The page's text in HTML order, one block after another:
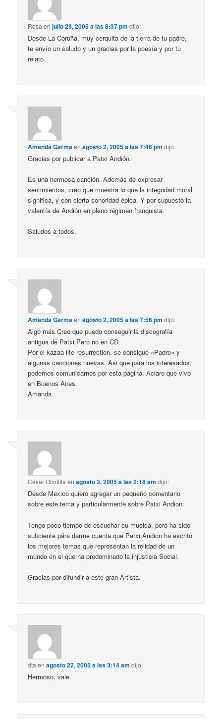
Rosa enjulio 29, 2005 a las 8:37 pm dijo:
Desde La Coruña, muy cerquita de la tierra de tu padre,
te envío un saludo y un gracias por la poesía y por tu
relato.
Amanda Garmaenagosto 2, 2005 a las 7:46 pm dijo:
Gracias por publicar a Patxi Andión.
Es una hermosa canción. Además de expresar
sentimientos, creo que muestra lo que la integridad moral
significa, y con cierta sonoridad épica. Y por supuesto la
valentía de Andión en pleno régimen franquista.
Saludos a todos.
Amanda Garmaenagosto 2, 2005 a las 7:56 pm dijo:
Algo más.Creo que puedo conseguir la discografía
antigua de Patxi.Pero no en CD.
Por el kazaa lite resurrection, se consigue «Padre» y
algunas canciones nuevas. Asi que para los interesados,
podemos comunicarnos por esta página. Aclaro que vivo
en Buenos Aires.
Amanda
Cesar Ocotitla enagosto 3, 2005 a las 2:18 am dijo:
Desde Mexico quiero agregar un pequeño comentario
sobre este tema y particularmente sobre Patxi Andion:
Tengo poco tiempo de escuchar su musica, pero ha sido
suficiente pára darme cuenta que Patxi Andion ha escrito
los mejores temas que representan la relidad de un
mundo en el que ha predominado la injusticia Social.
Gracias por difundir a este gran Artista.
dta enagosto 22, 2005 a las 3:14 am dijo:
Hermoso, vale.